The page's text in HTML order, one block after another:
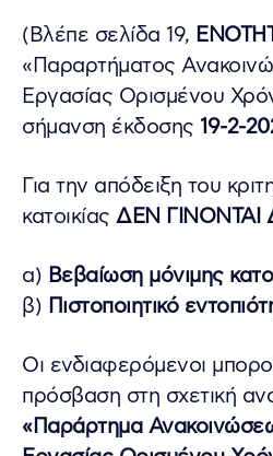
(Βλέπε σελίδα 19,
«Παραρτήματος
Εργασίας Ορισμένου
σήμανση έκδοσης 19-2-
Για την απόδειξη του
κατοικίας ΔΕΝ ΓΙΝΟΝΤΑΙ
α) Βεβαίωση μόνιμης
β) Πιστοποιητικό
Οι ενδιαφερόμενοι
πρόσβαση στη σχετική
«Παράρτημα